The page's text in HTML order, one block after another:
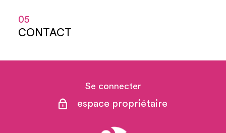
05
CONTACT
Se connecter
espace propriétaire